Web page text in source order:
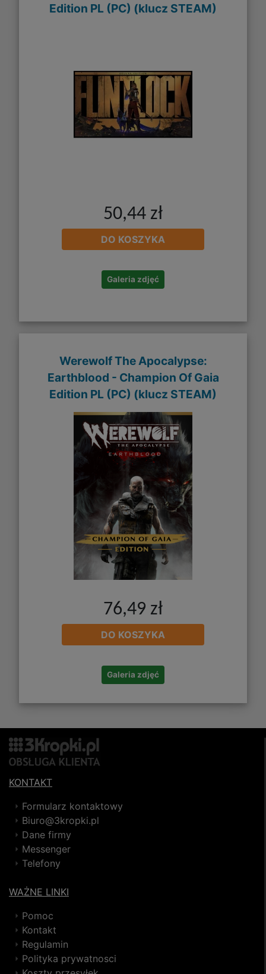
Edition PL (PC) (klucz STEAM)
50,44 zł
DO KOSZYKA
Galeria zdjęć
Werewolf The Apocalypse:
Earthblood - Champion Of Gaia
Edition PL (PC) (klucz STEAM)
76,49 zł
DO KOSZYKA
Galeria zdjęć
KONTAKT
Formularz kontaktowy
Biuro@3kropki.pl
Dane firmy
Messenger
Telefony
WAŻNE LINKI
Pomoc
Kontakt
Regulamin
Polityka prywatnosci